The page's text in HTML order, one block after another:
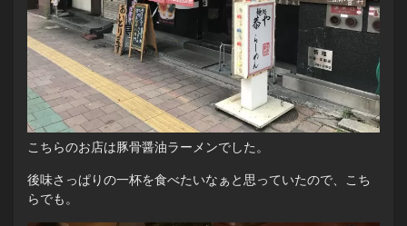
こちらのお店は豚骨醤油ラーメンでした。
後味さっぱりの一杯を食べたいなぁと思っていたので、こち
らでも。